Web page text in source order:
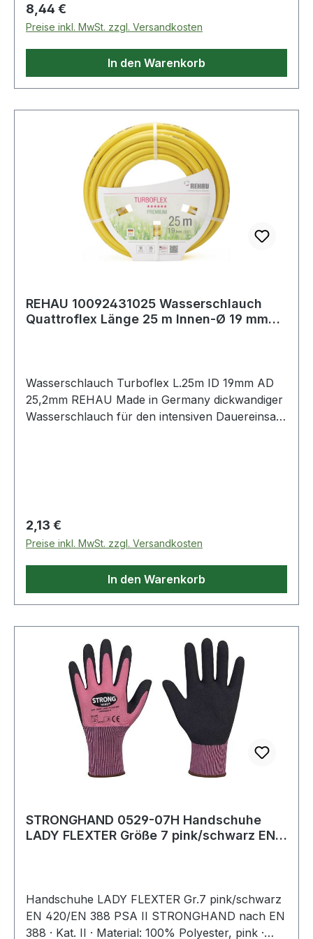
Regulärer Preis:
8,44 €
Preise inkl. MwSt. zzgl. Versandkosten
In den Warenkorb
REHAU 10092431025 Wasserschlauch
Quattroflex Länge 25 m Innen-Ø 19 mm
Wasserschlauch Turboflex L.25m ID 19mm AD
25,2mm REHAU Made in Germany dickwandiger
Wasserschlauch für den intensiven Dauereinsatz
Aggregatzustand: Flüssig
Regulärer Preis:
2,13 €
Preise inkl. MwSt. zzgl. Versandkosten
In den Warenkorb
STRONGHAND 0529-07H Handschuhe
LADY FLEXTER Größe 7 pink/schwarz EN
Handschuhe LADY FLEXTER Gr.7 pink/schwarz
EN 420/EN 388 PSA II STRONGHAND nach EN
388 · Kat. II · Material: 100% Polyester, pink ·